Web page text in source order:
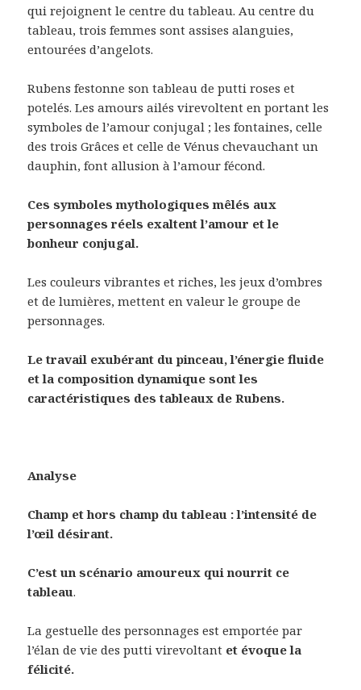
qui rejoignent le centre du tableau. Au centre du
tableau, trois femmes sont assises alanguies,
entourées d’angelots.
Rubens festonne son tableau de putti roses et
potelés. Les amours ailés virevoltent en portant les
symboles de l’amour conjugal ; les fontaines, celle
des trois Grâces et celle de Vénus chevauchant un
dauphin, font allusion à l’amour fécond.
Ces symboles mythologiques mêlés aux
personnages réels exaltent l’amour et le
bonheur conjugal.
Les couleurs vibrantes et riches, les jeux d’ombres
et de lumières, mettent en valeur le groupe de
personnages.
Le travail exubérant du pinceau, l’énergie fluide
et la composition dynamique sont les
caractéristiques des tableaux de Rubens.
Analyse
Champ et hors champ du tableau : l’intensité de
l’œil désirant.
C’est un scénario amoureux qui nourrit ce
tableau.
La gestuelle des personnages est emportée par
l’élan de vie des putti virevoltant et évoque la
félicité.